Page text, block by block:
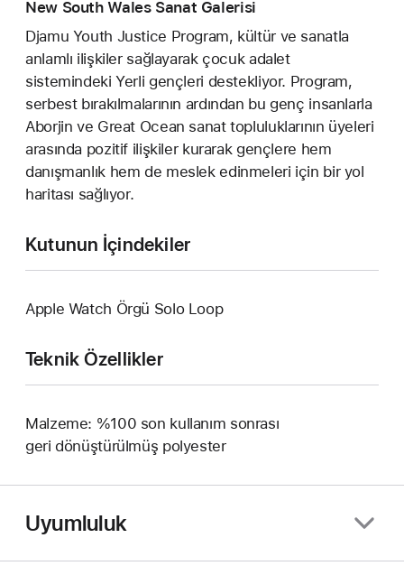
New South Wales Sanat Galerisi
Djamu Youth Justice Program, kültür ve sanatla
anlamlı ilişkiler sağlayarak çocuk adalet
sistemindeki Yerli gençleri destekliyor. Program,
serbest bırakılmalarının ardından bu genç insanlarla
Aborjin ve Great Ocean sanat topluluklarının üyeleri
arasında pozitif ilişkiler kurarak gençlere hem
danışmanlık hem de meslek edinmeleri için bir yol
haritası sağlıyor.
Kutunun İçindekiler
Apple Watch Örgü Solo Loop
Teknik Özellikler
Malzeme: %100 son kullanım sonrası
geri dönüştürülmüş polyester
Uyumluluk